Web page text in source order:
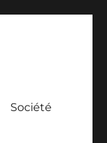
Société